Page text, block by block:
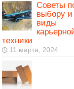
Советы
выбору и
виды
техники
11 марта, 2024